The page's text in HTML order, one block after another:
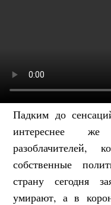
Падким до
интереснее же
разоблачителей,
собственные
страну сегодня
умирают, а в